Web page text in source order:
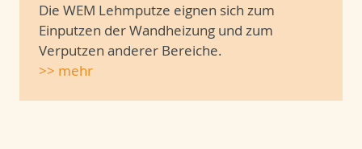
Die WEM Lehmputze eignen sich zum
Einputzen der Wandheizung und zum
Verputzen anderer Bereiche.
>> mehr